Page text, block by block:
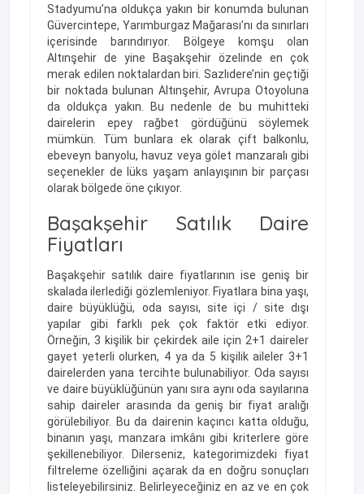
Stadyumu’na oldukça yakın bir konumda bulunan
Güvercintepe, Yarımburgaz Mağarası’nı da sınırları
içerisinde barındırıyor. Bölgeye komşu olan
Altınşehir de yine Başakşehir özelinde en çok
merak edilen noktalardan biri. Sazlıdere’nin geçtiği
bir noktada bulunan Altınşehir, Avrupa Otoyoluna
da oldukça yakın. Bu nedenle de bu muhitteki
dairelerin epey rağbet gördüğünü söylemek
mümkün. Tüm bunlara ek olarak çift balkonlu,
ebeveyn banyolu, havuz veya gölet manzaralı gibi
seçenekler de lüks yaşam anlayışının bir parçası
olarak bölgede öne çıkıyor.
Başakşehir Satılık Daire
Fiyatları
Başakşehir satılık daire fiyatlarının ise geniş bir
skalada ilerlediği gözlemleniyor. Fiyatlara bina yaşı,
daire büyüklüğü, oda sayısı, site içi / site dışı
yapılar gibi farklı pek çok faktör etki ediyor.
Örneğin, 3 kişilik bir çekirdek aile için 2+1 daireler
gayet yeterli olurken, 4 ya da 5 kişilik aileler 3+1
dairelerden yana tercihte bulunabiliyor. Oda sayısı
ve daire büyüklüğünün yanı sıra aynı oda sayılarına
sahip daireler arasında da geniş bir fiyat aralığı
görülebiliyor. Bu da dairenin kaçıncı katta olduğu,
binanın yaşı, manzara imkânı gibi kriterlere göre
şekillenebiliyor. Dilerseniz, kategorimizdeki fiyat
filtreleme özelliğini açarak da en doğru sonuçları
listeleyebilirsiniz. Belirleyeceğiniz en az ve en çok